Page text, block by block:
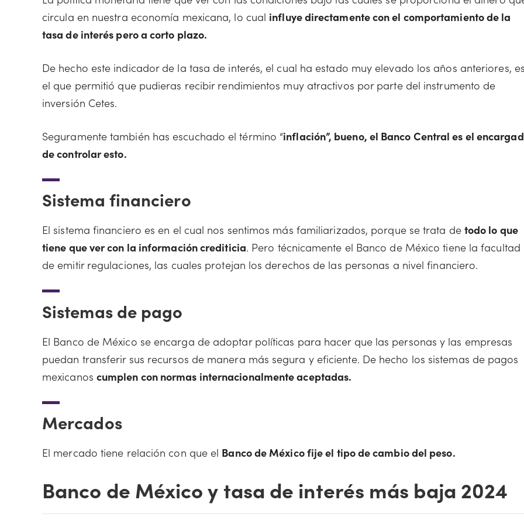
circula en nuestra economía mexicana, lo cual influye directamente con el comportamiento de la
tasa de interés pero a corto plazo.
De hecho este indicador de la tasa de interés, el cual ha estado muy elevado los años anteriores,
el que permitió que pudieras recibir rendimientos muy atractivos por parte del instrumento de
inversión Cetes.
Seguramente también has escuchado el término “inflación”, bueno, el Banco Central es el
de controlar esto.
Sistema financiero
El sistema financiero es en el cual nos sentimos más familiarizados, porque se trata de todo lo que
tiene que ver con la información crediticia. Pero técnicamente el Banco de México tiene la facultad
de emitir regulaciones, las cuales protejan los derechos de las personas a nivel financiero.
Sistemas de pago
El Banco de México se encarga de adoptar políticas para hacer que las personas y las empresas
puedan transferir sus recursos de manera más segura y eficiente. De hecho los sistemas de pagos
mexicanos cumplen con normas internacionalmente aceptadas.
Mercados
El mercado tiene relación con que el Banco de México fije el tipo de cambio del peso.
Banco de México y tasa de interés más baja 2024